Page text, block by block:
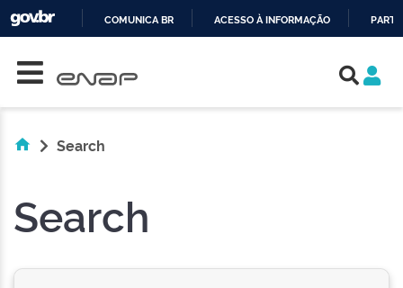
COMUNICA BR ACESSO À INFORMAÇÃO
Search
Search